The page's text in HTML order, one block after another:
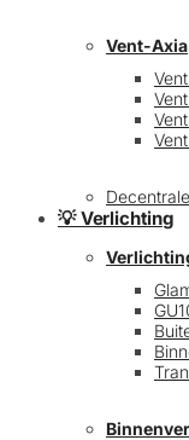
Vent-Axia
💡 Verlichting